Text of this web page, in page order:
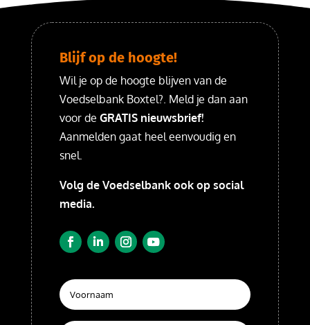
Blijf op de hoogte!
Wil je op de hoogte blijven van de
Voedselbank Boxtel?. Meld je dan aan
voor de GRATIS nieuwsbrief!
Aanmelden gaat heel eenvoudig en
snel.
Volg de Voedselbank ook op social
media.